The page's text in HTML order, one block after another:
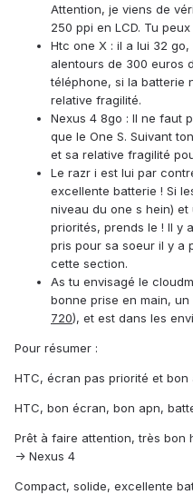
Attention, je viens de
250 ppi en LCD. Tu
Htc one X : il a lui 32
alentours de 300 euros
téléphone, si la batterie
relative fragilité.
Nexus 4 8go : Il ne faut
que le One S. Suivant
et sa relative fragilité
Le razr i est lui par
excellente batterie ! Si
niveau du one s hein)
priorités, prends le ! Il y
pris pour sa soeur il y a
cette section.
As tu envisagé le
bonne prise en main,
720), et est dans les
Pour résumer :
HTC, écran pas priorité et bon
HTC, bon écran, bon apn,
Prêt à faire attention, très bon
-> Nexus 4
Compact, solide, excellente